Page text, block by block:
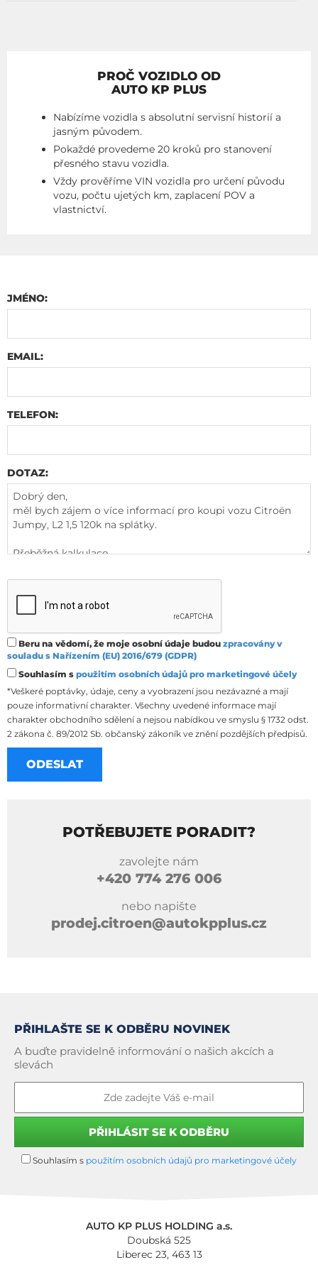
PROČ VOZIDLO OD
AUTO KP PLUS
Nabízíme vozidla s absolutní servisní historií a
jasným původem.
Pokaždé provedeme 20 kroků pro stanovení
přesného stavu vozidla.
Vždy prověříme VIN vozidla pro určení původu
vozu, počtu ujetých km, zaplacení POV a
vlastnictví.
JMÉNO:
EMAIL:
TELEFON:
DOTAZ:
Beru na vědomí, že moje osobní údaje budou zpracovány v
souladu s Nařízením (EU) 2016/679 (GDPR)
Souhlasím s použitím osobních údajů pro marketingové účely
*Veškeré poptávky, údaje, ceny a vyobrazení jsou nezávazné a mají
pouze informativní charakter. Všechny uvedené informace mají
charakter obchodního sdělení a nejsou nabídkou ve smyslu § 1732 odst.
2 zákona č. 89/2012 Sb. občanský zákoník ve znění pozdějších předpisů.
POTŘEBUJETE PORADIT?
zavolejte nám
+420 774 276 006
nebo napište
prodej.citroen@autokpplus.cz
PŘIHLAŠTE SE K ODBĚRU NOVINEK
A buďte pravidelně informování o našich akcích a
slevách
Souhlasím s použitím osobních údajů pro marketingové účely
AUTO KP PLUS HOLDING a.s.
Doubská 525
Liberec 23, 463 13